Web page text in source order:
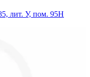
лит. У, пом. 95Н